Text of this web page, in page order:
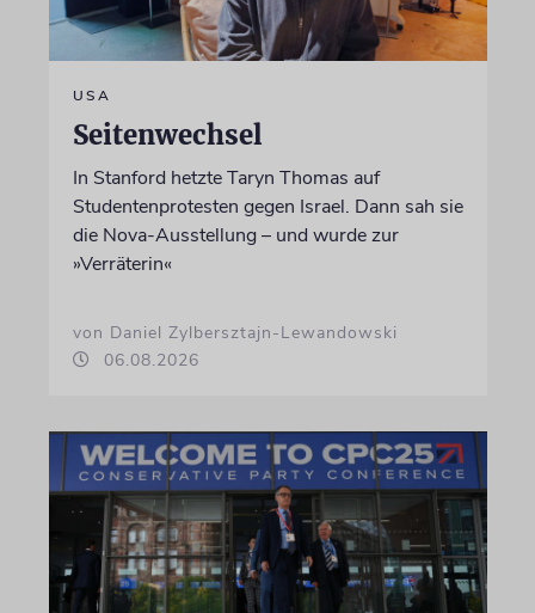
USA
Seitenwechsel
In Stanford hetzte Taryn Thomas auf
Studentenprotesten gegen Israel. Dann sah sie
die Nova-Ausstellung – und wurde zur
»Verräterin«
von Daniel Zylbersztajn-Lewandowski
06.08.2026